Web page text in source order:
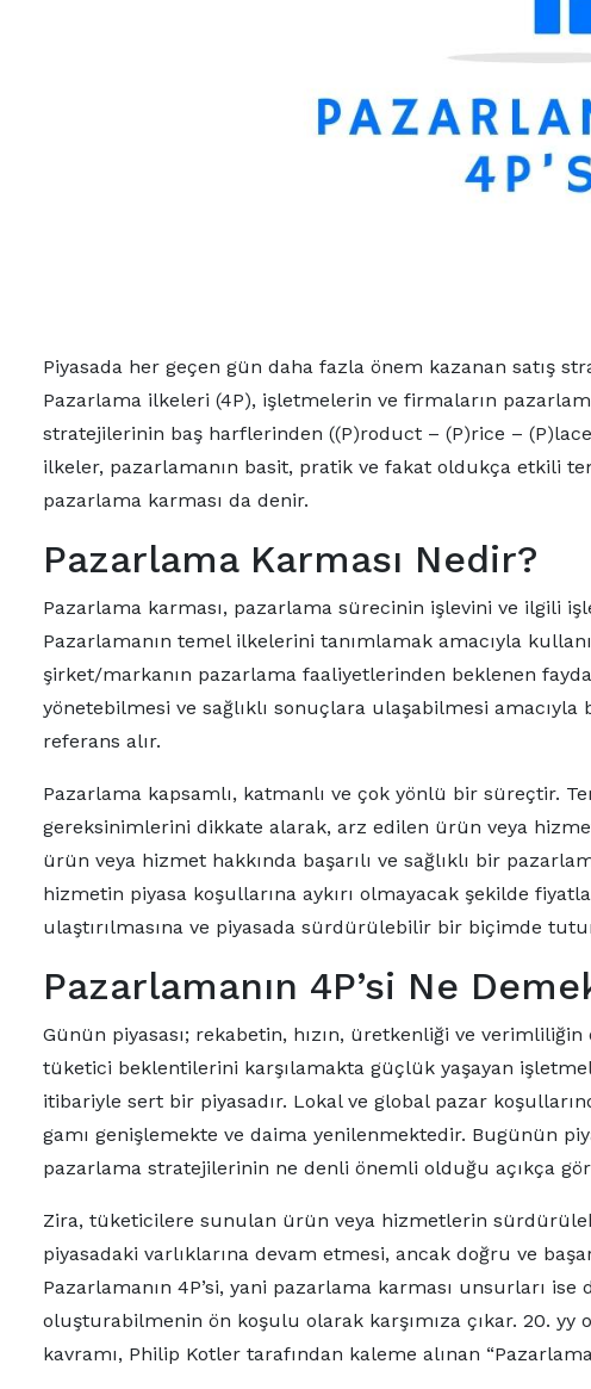
Piyasada her geçen gün daha fazla önem kazanan satış
Pazarlama ilkeleri (4P), işletmelerin ve firmaların
stratejilerinin baş harflerinden ((P)roduct – (P)rice –
ilkeler, pazarlamanın basit, pratik ve fakat oldukça etkili
pazarlama karması da denir.
Pazarlama Karması Nedir?
Pazarlama karması, pazarlama sürecinin işlevini ve ilgili
Pazarlamanın temel ilkelerini tanımlamak amacıyla
şirket/markanın pazarlama faaliyetlerinden beklenen
yönetebilmesi ve sağlıklı sonuçlara ulaşabilmesi
referans alır.
Pazarlama kapsamlı, katmanlı ve çok yönlü bir süreçtir.
gereksinimlerini dikkate alarak, arz edilen ürün veya
ürün veya hizmet hakkında başarılı ve sağlıklı bir
hizmetin piyasa koşullarına aykırı olmayacak şekilde
ulaştırılmasına ve piyasada sürdürülebilir bir biçimde
Pazarlamanın 4P’si Ne
Günün piyasası; rekabetin, hızın, üretkenliği ve
tüketici beklentilerini karşılamakta güçlük yaşayan
itibariyle sert bir piyasadır. Lokal ve global pazar
gamı genişlemekte ve daima yenilenmektedir. Bugünün
pazarlama stratejilerinin ne denli önemli olduğu açıkça
Zira, tüketicilere sunulan ürün veya hizmetlerin
piyasadaki varlıklarına devam etmesi, ancak doğru ve
Pazarlamanın 4P’si, yani pazarlama karması unsurları
oluşturabilmenin ön koşulu olarak karşımıza çıkar. 20. yy
kavramı, Philip Kotler tarafından kaleme alınan